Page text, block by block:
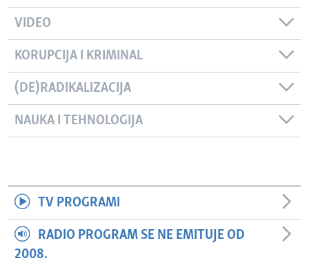
VIDEO
KORUPCIJA I KRIMINAL
(DE)RADIKALIZACIJA
NAUKA I TEHNOLOGIJA
TV PROGRAMI
RADIO PROGRAM SE NE EMITUJE OD
2008.